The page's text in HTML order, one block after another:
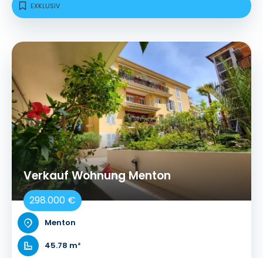
EXKLUSIV
Verkauf Wohnung Menton
298.000 €
Menton
45.78 m²